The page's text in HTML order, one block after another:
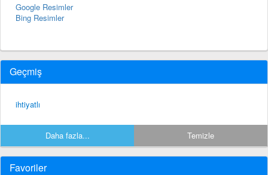
Google Resimler
Bing Resimler
Geçmiş
ihtiyatlı
Daha fazla... Temizle
Favoriler